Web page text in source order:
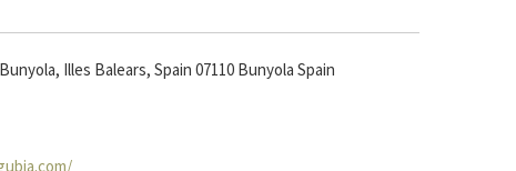
Illes Balears, Spain 07110 Bunyola Spain
Ouvrir